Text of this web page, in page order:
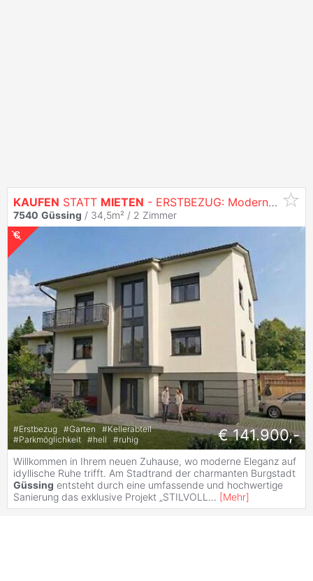
KAUFEN STATT MIETEN - ERSTBEZUG: Moderne 2-Zimmer-
7540 Güssing / 34,5m² / 2 Zimmer
#Erstbezug #Garten #Kellerabteil
#Parkmöglichkeit #hell #ruhig € 141.900,-
Willkommen in Ihrem neuen Zuhause, wo moderne Eleganz auf
idyllische Ruhe trifft. Am Stadtrand der charmanten Burgstadt
Güssing entsteht durch eine umfassende und hochwertige
Sanierung das exklusive Projekt „STILVOLL ... [Mehr]